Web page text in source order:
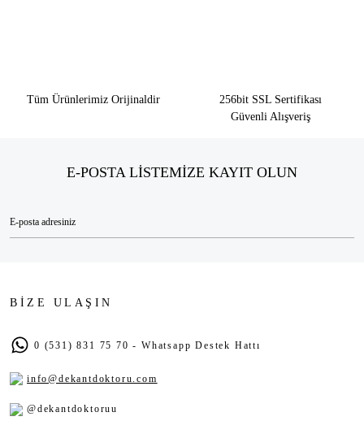
Tüm Ürünlerimiz Orijinaldir
256bit SSL Sertifikası
Güvenli Alışveriş
E-POSTA LİSTEMİZE KAYIT OLUN
BİZE ULAŞIN
0 (531) 831 75 70 - Whatsapp Destek Hattı
info@dekantdoktoru.com
@dekantdoktoruu